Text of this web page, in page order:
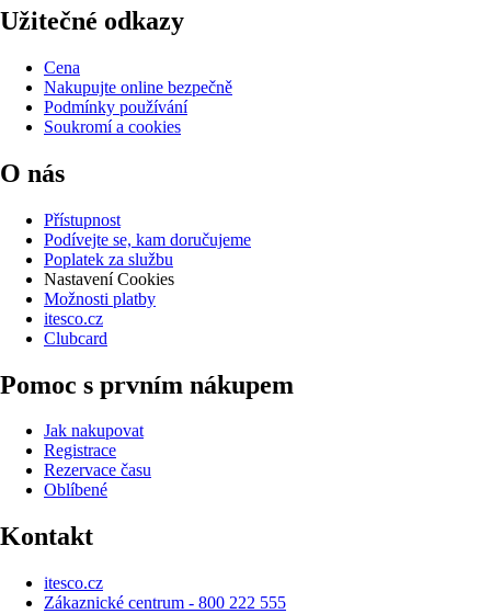
Užitečné odkazy
Cena
Nakupujte online bezpečně
Podmínky používání
Soukromí a cookies
O nás
Přístupnost
Podívejte se, kam doručujeme
Poplatek za službu
Nastavení Cookies
Možnosti platby
itesco.cz
Clubcard
Pomoc s prvním nákupem
Jak nakupovat
Registrace
Rezervace času
Oblíbené
Kontakt
itesco.cz
Zákaznické centrum - 800 222 555